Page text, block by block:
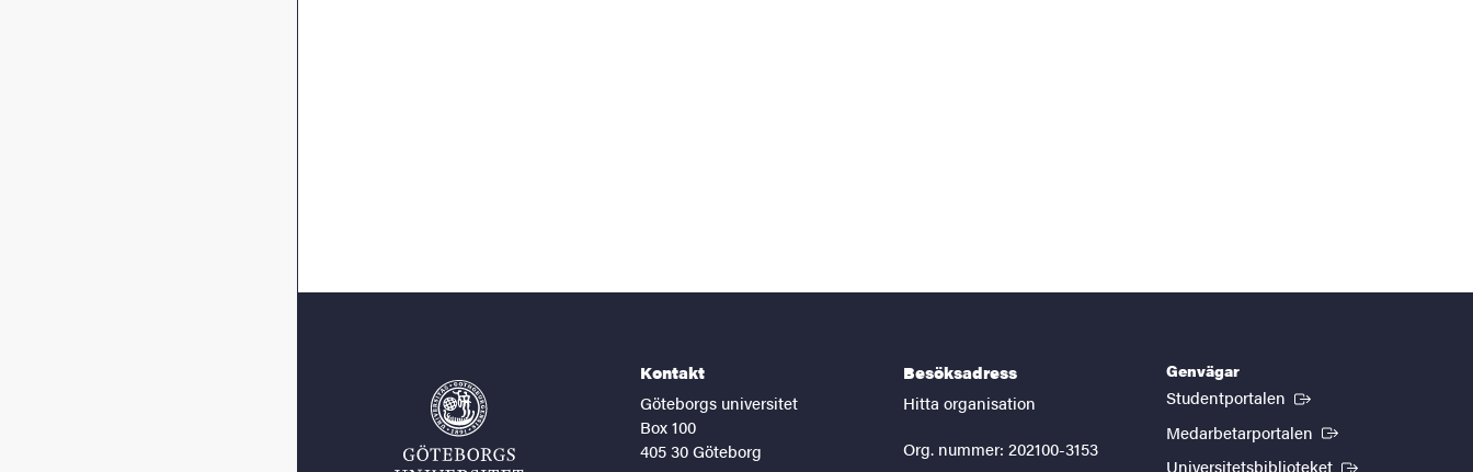
Kontakt
Göteborgs universitet
Box 100
405 30 Göteborg
Besöksadress
Hitta organisation
Org. nummer: 202100-3153
Genvägar
Studentportalen (Extern länk)
Medarbetarportalen (Extern länk)
Universitetsbiblioteket (Extern länk)